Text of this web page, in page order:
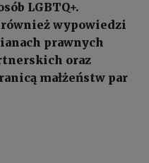
LGBTQ+.
wypowiedzi
prawnych
oraz
małżeństw par